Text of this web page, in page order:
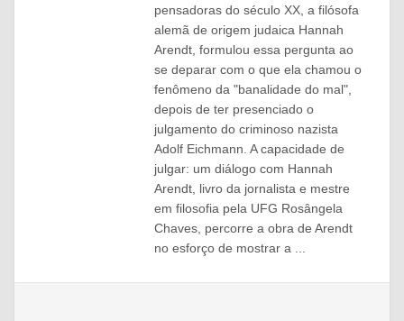
pensadoras do século XX, a filósofa
alemã de origem judaica Hannah
Arendt, formulou essa pergunta ao
se deparar com o que ela chamou o
fenômeno da "banalidade do mal",
depois de ter presenciado o
julgamento do criminoso nazista
Adolf Eichmann. A capacidade de
julgar: um diálogo com Hannah
Arendt, livro da jornalista e mestre
em filosofia pela UFG Rosângela
Chaves, percorre a obra de Arendt
no esforço de mostrar a ...